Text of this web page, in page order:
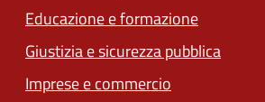
Educazione e formazione
Giustizia e sicurezza pubblica
Imprese e commercio